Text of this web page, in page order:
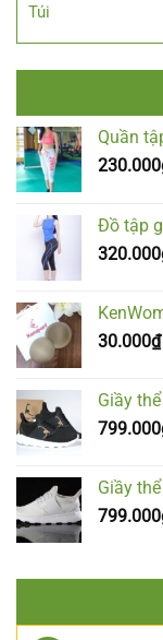
Túi
Quần
230.000
Đồ tập
320.000
30.000₫
Giầy
799.000
Giầy
799.000